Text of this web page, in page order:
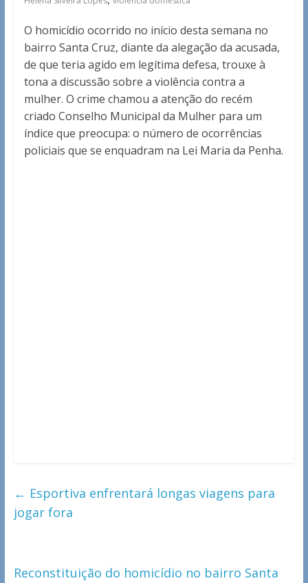
O homicídio ocorrido no início desta semana no
bairro Santa Cruz, diante da alegação da acusada,
de que teria agido em legítima defesa, trouxe à
tona a discussão sobre a violência contra a
mulher. O crime chamou a atenção do recém
criado Conselho Municipal da Mulher para um
índice que preocupa: o número de ocorrências
policiais que se enquadram na Lei Maria da Penha.
← Esportiva enfrentará longas viagens para
jogar fora
Reconstituição do homicídio no bairro Santa